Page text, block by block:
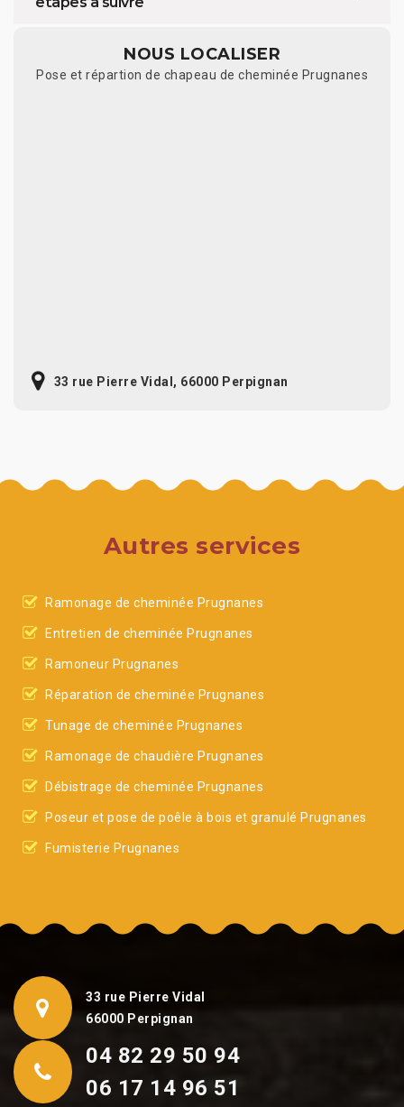
NOUS LOCALISER
Pose et répartion de chapeau de cheminée Prugnanes
33 rue Pierre Vidal, 66000 Perpignan
Autres services
Ramonage de cheminée Prugnanes
Entretien de cheminée Prugnanes
Ramoneur Prugnanes
Réparation de cheminée Prugnanes
Tunage de cheminée Prugnanes
Ramonage de chaudière Prugnanes
Débistrage de cheminée Prugnanes
Poseur et pose de poêle à bois et granulé Prugnanes
Fumisterie Prugnanes
33 rue Pierre Vidal
66000 Perpignan
04 82 29 50 94
06 17 14 96 51